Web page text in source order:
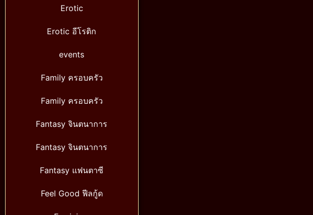
Erotic
Erotic อีโรติก
events
Family ครอบครัว
Family ครอบครัว
Fantasy จินตนาการ
Fantasy จินตนาการ
Fantasy แฟนตาซี
Feel Good ฟีลกู้ด